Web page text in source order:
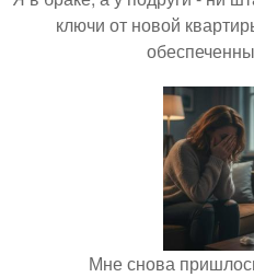
ключи от новой
Мне снова